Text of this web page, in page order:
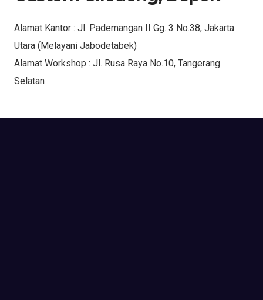
Alamat Kantor : Jl. Pademangan II Gg. 3 No.38, Jakarta
Utara (Melayani Jabodetabek)
Alamat Workshop : Jl. Rusa Raya No.10, Tangerang
Selatan